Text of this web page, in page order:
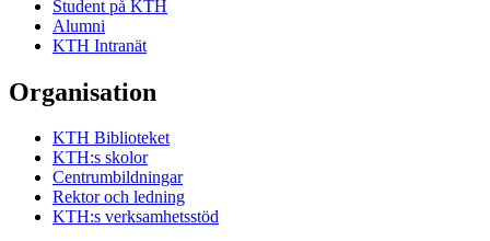
Student på KTH
Alumni
KTH Intranät
Organisation
KTH Biblioteket
KTH:s skolor
Centrumbildningar
Rektor och ledning
KTH:s verksamhetsstöd